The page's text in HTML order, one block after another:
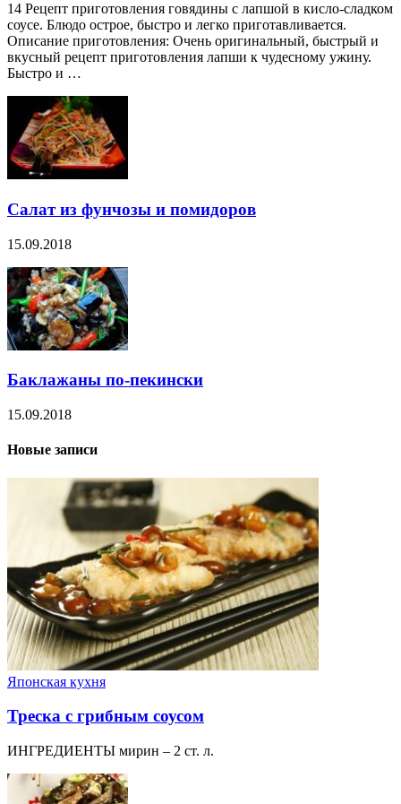
14 Рецепт приготовления говядины с лапшой в кисло-сладком
соусе. Блюдо острое, быстро и легко приготавливается.
Описание приготовления: Очень оригинальный, быстрый и
вкусный рецепт приготовления лапши к чудесному ужину.
Быстро и …
Салат из фунчозы и помидоров
15.09.2018
Баклажаны по-пекински
15.09.2018
Новые записи
Японская кухня
Треска с грибным соусом
ИНГРЕДИЕНТЫ мирин – 2 ст. л.